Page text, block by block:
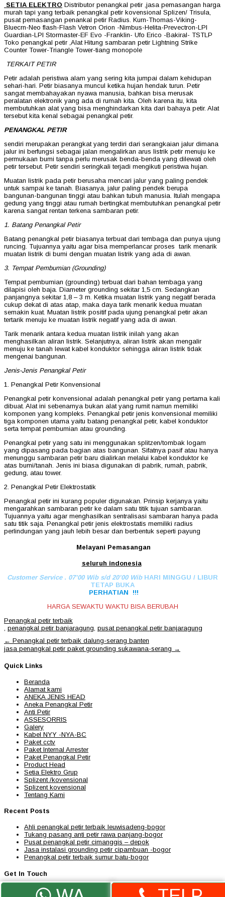
SETIA ELEKTRO Distributor penangkal petir ,jasa pemasangan harga
murah tapi yang terbaik penangkal petir kovensional Splizen/ Trisula,
pusat pemasangan penankal petir Radius. Kurn-Thomas-Viking-
Bluecrn-Neo flash-Flash Vetron Orion -Nimbus-Helita-Prevectron-LPI
Guardian-LPI Stormaster-EF Evo -Franklin- Ufo Erico -Bakiral- TSTLP
Toko penangkal petir ,Alat Hitung sambaran petir Lightning Strike
Counter Tower-Triangle Tower-tiang monopole
TERKAIT PETIR
Petir adalah peristiwa alam yang sering kita jumpai dalam kehidupan
sehari-hari. Petir biasanya muncul ketika hujan hendak turun. Petir
sangat membahayakan nyawa manusia, bahkan bisa merusak
peralatan elektronik yang ada di rumah kita. Oleh karena itu, kita
membutuhkan alat yang bisa menghindarkan kita dari bahaya petir. Alat
tersebut kita kenal sebagai penangkal petir.
PENANGKAL PETIR
sendiri merupakan perangkat yang terdiri dari serangkaian jalur dimana
jalur ini berfungsi sebagai jalan mengalirkan arus listrik petir menuju ke
permukaan bumi tanpa perlu merusak benda-benda yang dilewati oleh
petir tersebut. Petir sendiri seringkali terjadi mengikuti peristiwa hujan.
Muatan listrik pada petir berusaha mencari jalur yang paling pendek
untuk sampai ke tanah. Biasanya, jalur paling pendek berupa
bangunan-bangunan tinggi atau bahkan tubuh manusia. Itulah mengapa
gedung yang tinggi atau rumah bertingkat membutuhkan penangkal petir
karena sangat rentan terkena sambaran petir.
1. Batang Penangkal Petir
Batang penangkal petir biasanya terbuat dari tembaga dan punya ujung
runcing. Tujuannya yaitu agar bisa memperlancar proses tarik menarik
muatan listrik di bumi dengan muatan listrik yang ada di awan.
3. Tempat Pembumian (Grounding)
Tempat pembumian (grounding) terbuat dari bahan tembaga yang
dilapisi oleh baja. Diameter grounding sekitar 1,5 cm. Sedangkan
panjangnya sekitar 1,8 – 3 m. Ketika muatan listrik yang negatif berada
cukup dekat di atas atap, maka daya tarik menarik kedua muatan
semakin kuat. Muatan listrik positif pada ujung penangkal petir akan
tertarik menuju ke muatan listrik negatif yang ada di awan.
Tarik menarik antara kedua muatan listrik inilah yang akan
menghasilkan aliran listrik. Selanjutnya, aliran listrik akan mengalir
menuju ke tanah lewat kabel konduktor sehingga aliran listrik tidak
mengenai bangunan.
Jenis-Jenis Penangkal Petir
1. Penangkal Petir Konvensional
Penangkal petir konvensional adalah penangkal petir yang pertama kali
dibuat. Alat ini sebenarnya bukan alat yang rumit namun memiliki
komponen yang kompleks. Penangkal petir jenis konvensional memiliki
tiga komponen utama yaitu batang penangkal petir, kabel konduktor
serta tempat pembumian atau grounding.
Penangkal petir yang satu ini menggunakan splitzen/tombak logam
yang dipasang pada bagian atas bangunan. Sifatnya pasif atau hanya
menunggu sambaran petir baru dialirkan melalui kabel konduktor ke
atas bumi/tanah. Jenis ini biasa digunakan di pabrik, rumah, pabrik,
gedung, atau tower.
2. Penangkal Petir Elektrostatik
Penangkal petir ini kurang populer digunakan. Prinsip kerjanya yaitu
mengarahkan sambaran petir ke dalam satu titik tujuan sambaran.
Tujuannya yaitu agar menghasilkan sentralisasi sambaran hanya pada
satu titik saja. Penangkal petir jenis elektrostatis memiliki radius
perlindungan yang jauh lebih besar dan berbentuk seperti payung
Melayani Pemasangan
seluruh indonesia
Customer Service . 07’00 Wib s/d 20’00 WibHARI MINGGU / LIBUR
TETAP BUKA
PERHATIAN !!!
HARGA SEWAKTU WAKTU BISA BERUBAH
Penangkal petir terbaik
, penangkal petir banjaragung, pusat penangkal petir banjaragung
Post
navigation
← Penangkal petir terbaik dalung-serang banten
jasa penangkal petir paket grounding sukawana-serang →
Quick Links
Beranda
Alamat kami
ANEKA JENIS HEAD
Aneka Penangkal Petir
Anti Petir
ASSESORRIS
Galery
Kabel NYY -NYA-BC
Paket cctv
Paket Internal Arrester
Paket Penangkal Petir
Product Head
Setia Elektro Grup
Splizent /kovensional
Splizent kovensional
Tentang Kami
Recent Posts
Ahli penangkal petir terbaik leuwisadeng-bogor
Tukang pasang anti petir rawa panjang-bogor
Pusat penangkal petir cimanggis – depok
Jasa instalasi grounding petir cipambuan -bogor
Penangkal petir terbaik sumur batu-bogor
Get In Touch